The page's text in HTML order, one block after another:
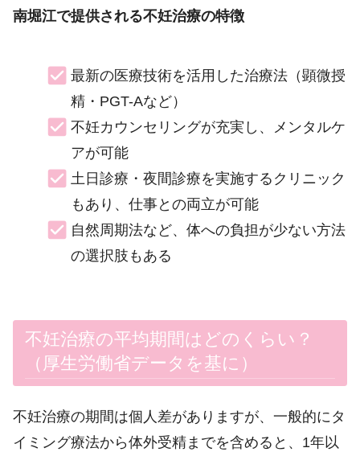
南堀江で提供される不妊治療の特徴
最新の医療技術を活用した治療法（顕微授
精・PGT-Aなど）
不妊カウンセリングが充実し、メンタルケ
アが可能
土日診療・夜間診療を実施するクリニック
もあり、仕事との両立が可能
自然周期法など、体への負担が少ない方法
の選択肢もある
不妊治療の平均期間はどのくらい？
（厚生労働省データを基に）
不妊治療の期間は個人差がありますが、一般的にタ
イミング療法から体外受精までを含めると、1年以